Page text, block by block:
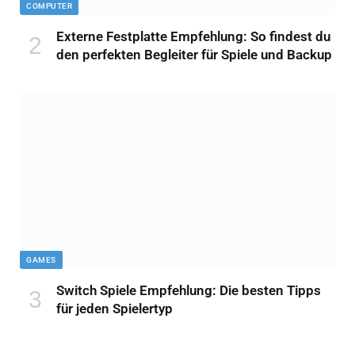
COMPUTER
Externe Festplatte Empfehlung: So findest du
den perfekten Begleiter für Spiele und Backup
GAMES
Switch Spiele Empfehlung: Die besten Tipps
für jeden Spielertyp